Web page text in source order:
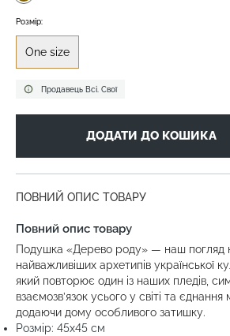
Продавець Всі. Свої
Розмір:
One size
ДОДАТИ ДО КОШИКА
ПОВНИЙ ОПИС ТОВАРУ
Повний опис товару
Подушка «Дерево роду» — наш погляд
найважливіших архетипів української
який повторює один із наших пледів,
взаємозв’язок усього у світі та
додаючи дому особливого затишку.
Розмір: 45х45 см